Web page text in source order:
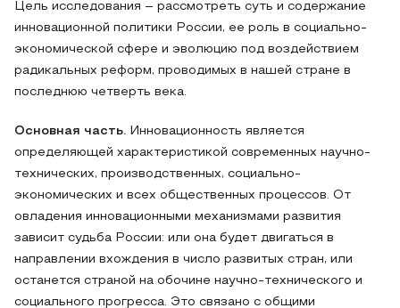
Цель исследования – рассмотреть суть и содержание
инновационной политики России, ее роль в социально-
экономической сфере и эволюцию под воздействием
радикальных реформ, проводимых в нашей стране в
последнюю четверть века.
Основная часть. Инновационность является
определяющей характеристикой современных научно-
технических, производственных, социально-
экономических и всех общественных процессов. От
овладения инновационными механизмами развития
зависит судьба России: или она будет двигаться в
направлении вхождения в число развитых стран, или
останется страной на обочине научно-технического и
социального прогресса. Это связано с общими